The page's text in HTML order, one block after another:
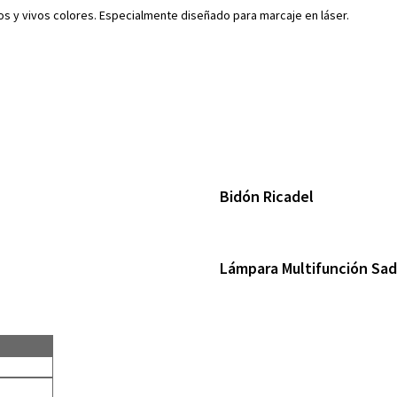
y vivos colores. Especialmente diseñado para marcaje en láser.
Bidón Ricadel
Lámpara Multifunción